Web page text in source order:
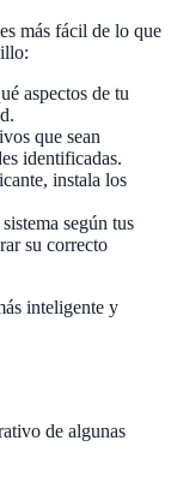
más fácil de lo que
aspectos de tu
que sean
identificadas.
instala los
según tus
su correcto
inteligente y
de algunas